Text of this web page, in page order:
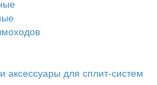
аксессуары для сплит-систем